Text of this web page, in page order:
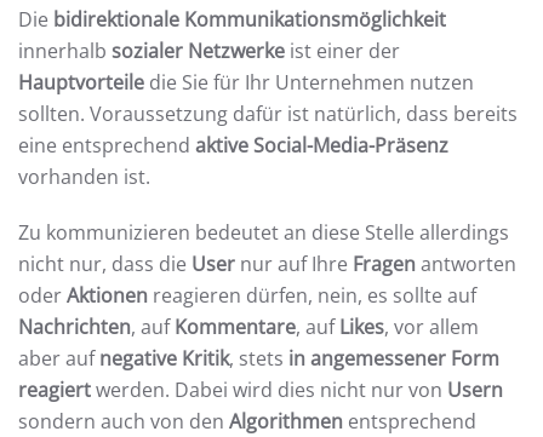
Die bidirektionale Kommunikationsmöglichkeit
innerhalb sozialer Netzwerke ist einer der
Hauptvorteile die Sie für Ihr Unternehmen nutzen
sollten. Voraussetzung dafür ist natürlich, dass bereits
eine entsprechend aktive Social-Media-Präsenz
vorhanden ist.
Zu kommunizieren bedeutet an diese Stelle allerdings
nicht nur, dass die User nur auf Ihre Fragenantworten
oderAktionen reagieren dürfen, nein, es sollte auf
Nachrichten, aufKommentare, aufLikes, vor allem
aber aufnegative Kritik, stets in angemessener Form
reagiertwerden. Dabei wird dies nicht nur von Usern
sondern auch von den Algorithmen entsprechend